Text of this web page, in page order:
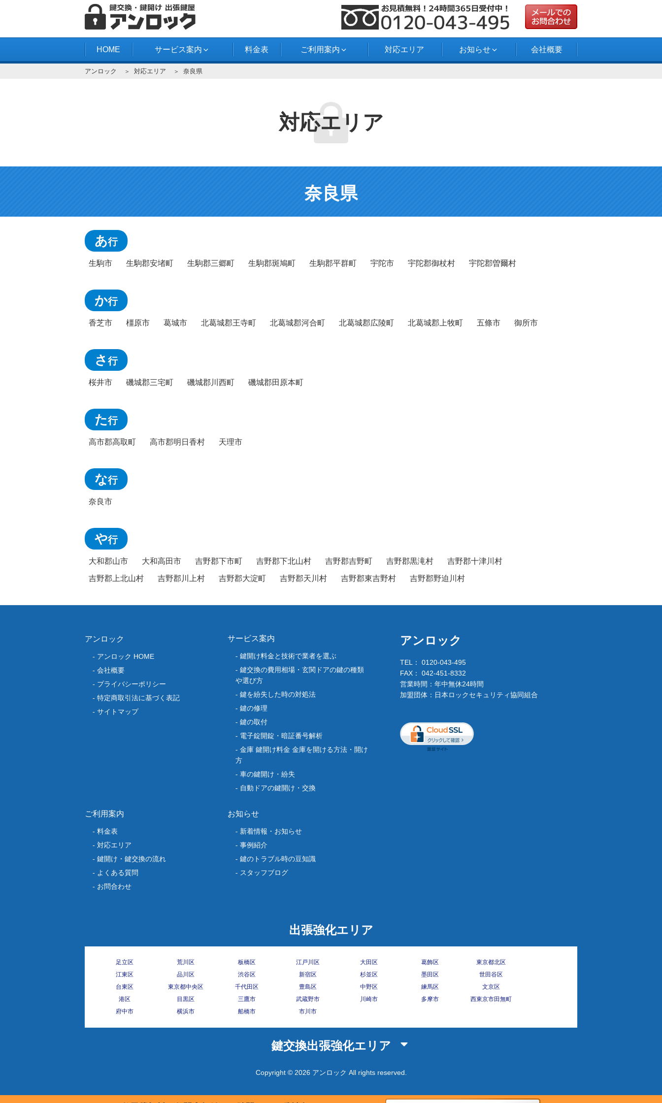
ツ
アンロック
HOME サービス案内 料金表 ご利用案内 対応エリア お知らせ 会社概要
アンロック 対応エリア 奈良県
対応エリア
奈良県
あ行
生駒市 生駒郡安堵町 生駒郡三郷町 生駒郡斑鳩町 生駒郡平群町 宇陀市 宇陀郡御杖村 宇陀郡曽爾村
か行
香芝市 橿原市 葛城市 北葛城郡王寺町 北葛城郡河合町 北葛城郡広陵町 北葛城郡上牧町 五條市 御所市
さ 行
桜井市 磯城郡三宅町 磯城郡川西町 磯城郡田原本町
た行
高市郡高取町 高市郡明日香村 天理市
な行
奈良市
や行
大和郡山市 大和高田市 吉野郡下市町 吉野郡下北山村 吉野郡吉野町 吉野郡黒滝村 吉野郡十津川村
吉野郡上北山村 吉野郡川上村 吉野郡大淀町 吉野郡天川村 吉野郡東吉野村 吉野郡野迫川村
アンロック
アンロック HOME
会社概要
プライバシーポリシー
特定商取引法に基づく表記
サイトマップ
サービス案内
鍵開け料金と技術で業者を選ぶ
鍵交換の費用相場・玄関ドアの鍵の種類
や選び方
‎鍵を紛失した時の対処法
鍵の修理
鍵の取付
電子錠開錠・暗証番号解析
金庫 鍵開け料金 金庫を開ける方法・開け
方
車の鍵開け・紛失
自動ドアの鍵開け・交換
ご利用案内
料金表
対応エリア
鍵開け・鍵交換の流れ
よくある質問
お問合わせ
お知らせ
新着情報・お知らせ
事例紹介
鍵のトラブル時の豆知識
スタッフブログ
アンロック
TEL： 0120-043-495
FAX： 042-451-8332
営業時間：年中無休24時間
加盟団体：日本ロックセキュリティ協同組合
出張強化エリア
足立区 荒川区 板橋区 江戸川区 大田区 葛飾区
東京都北区
江東区
品川区 渋谷区 新宿区 杉並区 墨田区
世田谷区
台東区
東京都中央区 千代田区 豊島区 中野区 練馬区
文京区
港区
目黒区 三鷹市 武蔵野市 川崎市 多摩市
西東京市田無町
府中市
横浜市 船橋市 市川市
鍵交換出張強化エリア
Copyright © 2026 アンロック All rights reserved.